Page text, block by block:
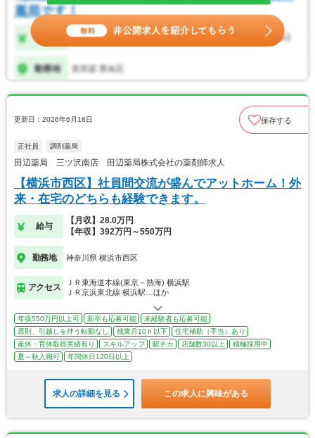
更新日：2026年6月18日 保存する
正社員 調剤薬局
田辺薬局 三ツ沢南店 田辺薬局株式会社の薬剤師求人
【横浜市西区】社員間交流が盛んでアットホーム！外
来・在宅のどちらも経験できます。
給与
【月収】28.0万円
【年収】392万円～550万円
勤務地 神奈川県 横浜市西区
アクセス
ＪＲ東海道本線(東京－熱海) 横浜駅
ＪＲ京浜東北線 横浜駅…ほか
年収550万円以上可 新卒も応募可能
未経験者も応募可能
原則、引越しを伴う転勤なし
残業月10ｈ以下
住宅補助（手当）あり
産休・育休取得実績有り
スキルアップ 駅チカ 店舗数30以上
積極採用中
夏～秋入職可
年間休日120日以上
求人の詳細を見る この求人に興味がある